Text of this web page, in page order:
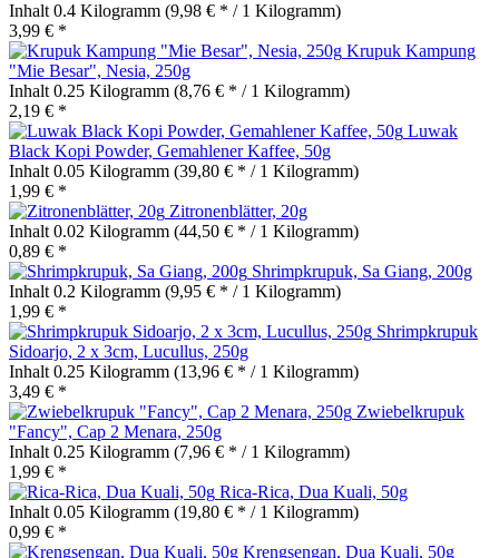
Inhalt 0.4 Kilogramm (9,98 € * / 1 Kilogramm)
3,99 € *
Krupuk Kampung
"Mie Besar", Nesia, 250g
Inhalt 0.25 Kilogramm (8,76 € * / 1 Kilogramm)
2,19 € *
Luwak
Black Kopi Powder, Gemahlener Kaffee, 50g
Inhalt 0.05 Kilogramm (39,80 € * / 1 Kilogramm)
1,99 € *
Zitronenblätter, 20g
Inhalt 0.02 Kilogramm (44,50 € * / 1 Kilogramm)
0,89 € *
Shrimpkrupuk, Sa Giang, 200g
Inhalt 0.2 Kilogramm (9,95 € * / 1 Kilogramm)
1,99 € *
Shrimpkrupuk
Sidoarjo, 2 x 3cm, Lucullus, 250g
Inhalt 0.25 Kilogramm (13,96 € * / 1 Kilogramm)
3,49 € *
Zwiebelkrupuk
"Fancy", Cap 2 Menara, 250g
Inhalt 0.25 Kilogramm (7,96 € * / 1 Kilogramm)
1,99 € *
Rica-Rica, Dua Kuali, 50g
Inhalt 0.05 Kilogramm (19,80 € * / 1 Kilogramm)
0,99 € *
Krengsengan, Dua Kuali, 50g